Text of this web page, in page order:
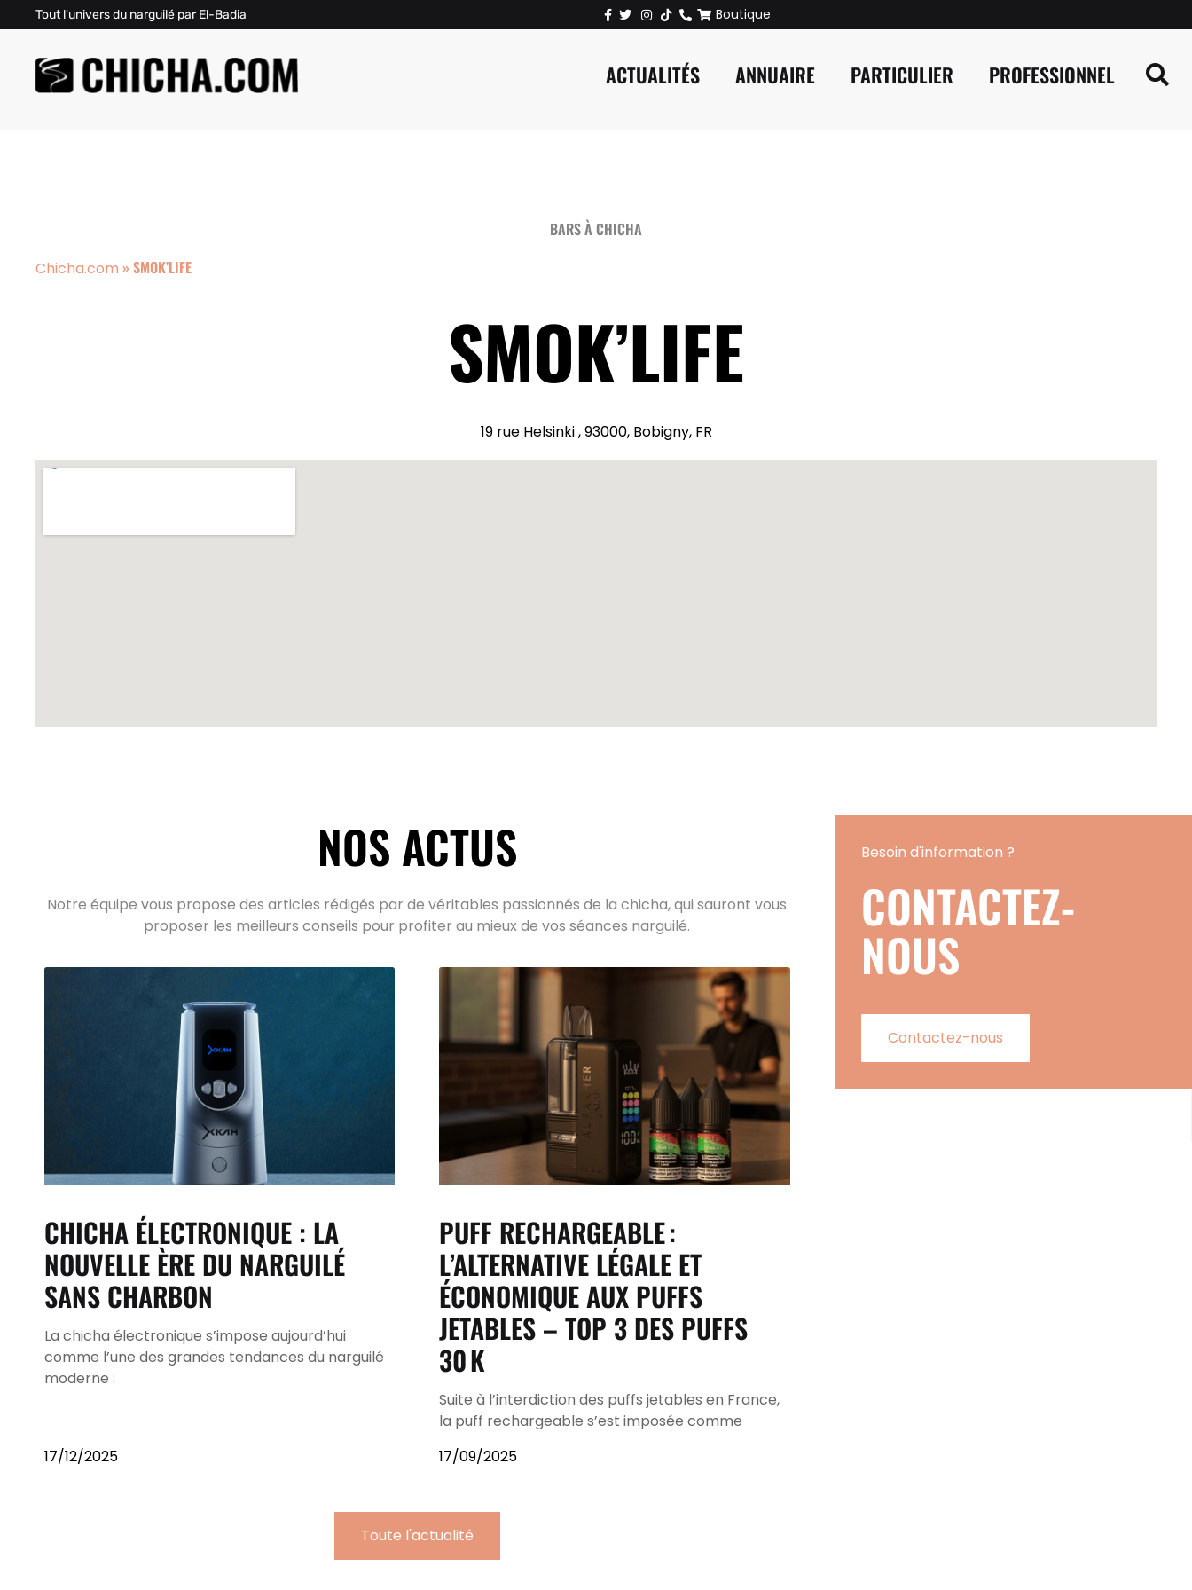
Tout l'univers du narguilé par El-Badia Boutique
ACTUALITÉS ANNUAIRE PARTICULIER PROFESSIONNEL
BARS À CHICHA
Chicha.com »SMOK’LIFE
SMOK’LIFE
19 rue Helsinki , 93000, Bobigny, FR
NOS ACTUS
Notre équipe vous propose des articles rédigés par de véritables passionnés de la chicha, qui sauront vous
proposer les meilleurs conseils pour profiter au mieux de vos séances narguilé.
CHICHA ÉLECTRONIQUE : LA
NOUVELLE ÈRE DU NARGUILÉ
SANS CHARBON
La chicha électronique s’impose aujourd’hui
comme l’une des grandes tendances du narguilé
moderne :
17/12/2025
PUFF RECHARGEABLE :
L’ALTERNATIVE LÉGALE ET
ÉCONOMIQUE AUX PUFFS
JETABLES – TOP 3 DES PUFFS
30 K
Suite à l’interdiction des puffs jetables en France,
la puff rechargeable s’est imposée comme
17/09/2025
Toute l'actualité
Besoin d'information ?
CONTACTEZ-
NOUS
Contactez-nous